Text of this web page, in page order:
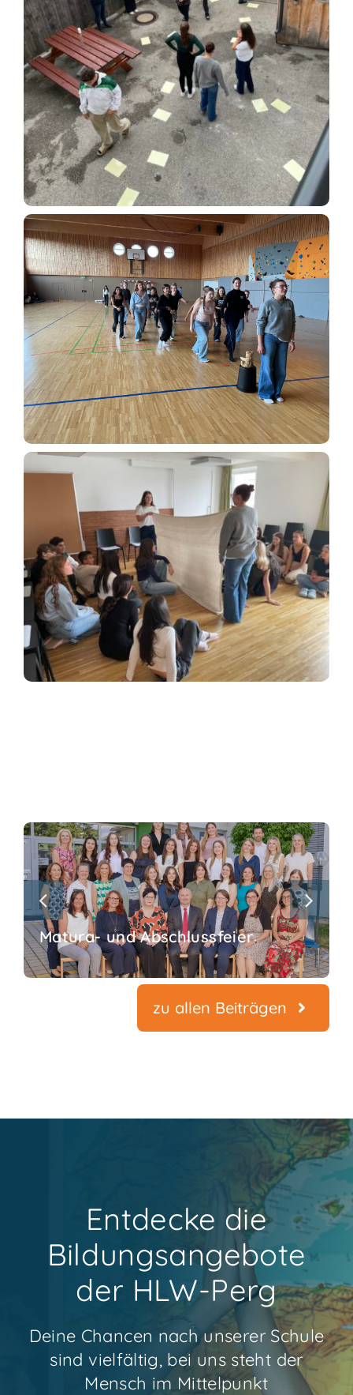
Matura- und Abschlussfeier
zu allen Beiträgen
Entdecke die
Bildungsangebote
der HLW-Perg
Deine Chancen nach unserer Schule
sind vielfältig, bei uns steht der
Mensch im Mittelpunkt